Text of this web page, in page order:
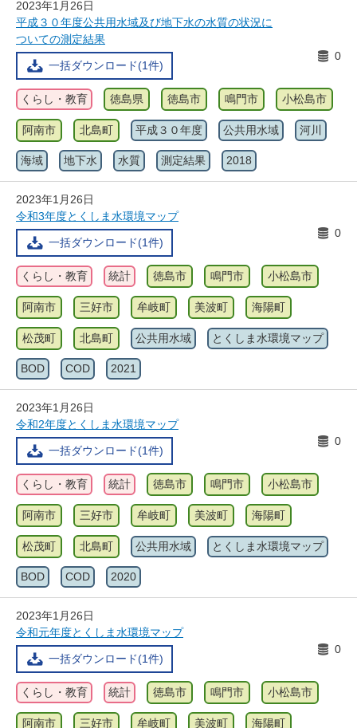
2023年1月26日
平成３０年度公共用水域及び地下水の水質の状況に
ついての測定結果
一括ダウンロード(1件)
0
くらし・教育 徳島県 徳島市 鳴門市 小松島市
阿南市 北島町 平成３０年度 公共用水域 河川
海域 地下水 水質 測定結果 2018
2023年1月26日
令和3年度とくしま水環境マップ
一括ダウンロード(1件)
0
くらし・教育 統計 徳島市 鳴門市 小松島市
阿南市 三好市 牟岐町 美波町 海陽町
松茂町 北島町 公共用水域 とくしま水環境マップ
BOD COD 2021
2023年1月26日
令和2年度とくしま水環境マップ
一括ダウンロード(1件)
0
くらし・教育 統計 徳島市 鳴門市 小松島市
阿南市 三好市 牟岐町 美波町 海陽町
松茂町 北島町 公共用水域 とくしま水環境マップ
BOD COD 2020
2023年1月26日
令和元年度とくしま水環境マップ
一括ダウンロード(1件)
0
くらし・教育 統計 徳島市 鳴門市 小松島市
阿南市 三好市 牟岐町 美波町 海陽町